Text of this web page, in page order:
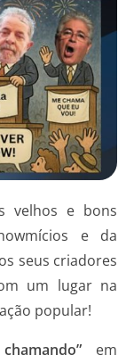
velhos e bons
e da
seus criadores
um lugar na
popular!
em